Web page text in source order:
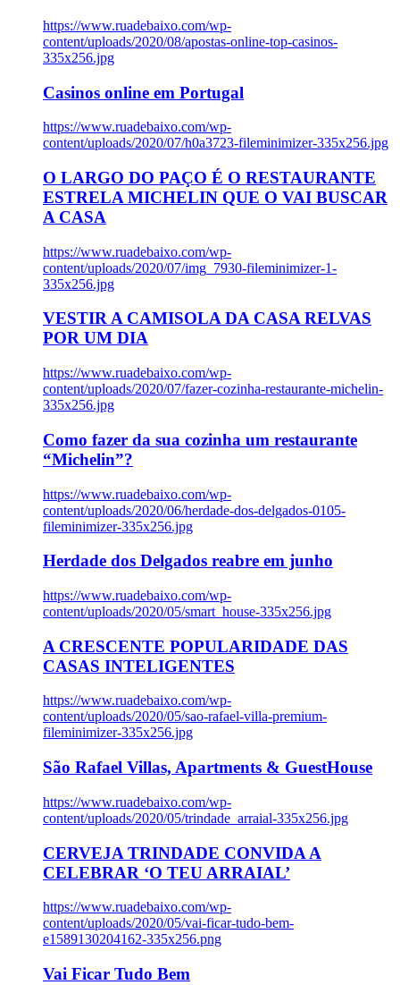
https://www.ruadebaixo.com/wp-
content/uploads/2020/08/apostas-online-top-casinos-
335x256.jpg
Casinos online em Portugal
https://www.ruadebaixo.com/wp-
content/uploads/2020/07/h0a3723-fileminimizer-335x256.jpg
O LARGO DO PAÇO É O RESTAURANTE
ESTRELA MICHELIN QUE O VAI BUSCAR
A CASA
https://www.ruadebaixo.com/wp-
content/uploads/2020/07/img_7930-fileminimizer-1-
335x256.jpg
VESTIR A CAMISOLA DA CASA RELVAS
POR UM DIA
https://www.ruadebaixo.com/wp-
content/uploads/2020/07/fazer-cozinha-restaurante-michelin-
335x256.jpg
Como fazer da sua cozinha um restaurante
“Michelin”?
https://www.ruadebaixo.com/wp-
content/uploads/2020/06/herdade-dos-delgados-0105-
fileminimizer-335x256.jpg
Herdade dos Delgados reabre em junho
https://www.ruadebaixo.com/wp-
content/uploads/2020/05/smart_house-335x256.jpg
A CRESCENTE POPULARIDADE DAS
CASAS INTELIGENTES
https://www.ruadebaixo.com/wp-
content/uploads/2020/05/sao-rafael-villa-premium-
fileminimizer-335x256.jpg
São Rafael Villas, Apartments & GuestHouse
https://www.ruadebaixo.com/wp-
content/uploads/2020/05/trindade_arraial-335x256.jpg
CERVEJA TRINDADE CONVIDA A
CELEBRAR ‘O TEU ARRAIAL’
https://www.ruadebaixo.com/wp-
content/uploads/2020/05/vai-ficar-tudo-bem-
e1589130204162-335x256.png
Vai Ficar Tudo Bem